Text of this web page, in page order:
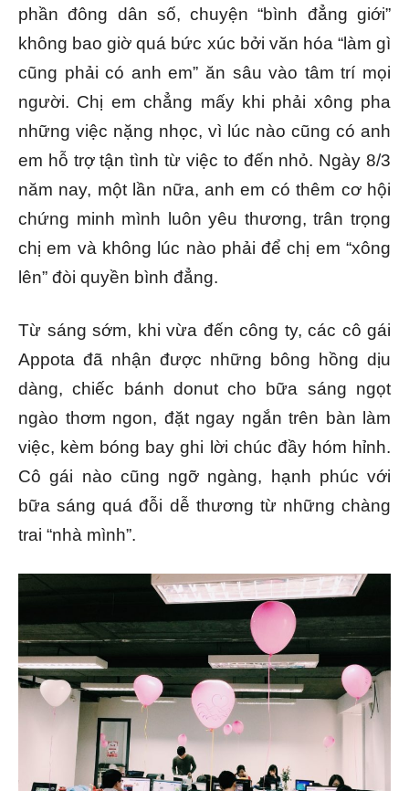
phần đông dân số, chuyện “bình đẳng giới”
không bao giờ quá bức xúc bởi văn hóa “làm gì
cũng phải có anh em” ăn sâu vào tâm trí mọi
người. Chị em chẳng mấy khi phải xông pha
những việc nặng nhọc, vì lúc nào cũng có anh
em hỗ trợ tận tình từ việc to đến nhỏ. Ngày 8/3
năm nay, một lần nữa, anh em có thêm cơ hội
chứng minh mình luôn yêu thương, trân trọng
chị em và không lúc nào phải để chị em “xông
lên” đòi quyền bình đẳng.
Từ sáng sớm, khi vừa đến công ty, các cô gái
Appota đã nhận được những bông hồng dịu
dàng, chiếc bánh donut cho bữa sáng ngọt
ngào thơm ngon, đặt ngay ngắn trên bàn làm
việc, kèm bóng bay ghi lời chúc đầy hóm hỉnh.
Cô gái nào cũng ngỡ ngàng, hạnh phúc với
bữa sáng quá đỗi dễ thương từ những chàng
trai “nhà mình”.